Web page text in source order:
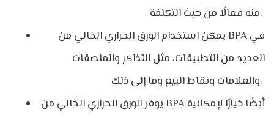
منه فعالًا من حيث التكلفة.
يمكن استخدام الورق الحراري الخالي من BPA في
العديد من التطبيقات، مثل التذاكر والملصقات
والعلامات ونقاط البيع وما إلى ذلك.
يوفر الورق الحراري الخالي من BPA أيضًا خيارًا لإمكانية